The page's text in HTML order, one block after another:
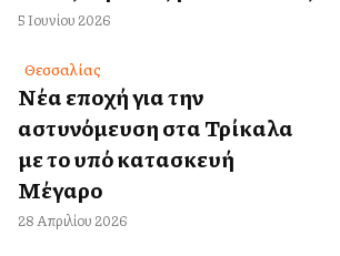
5 Ιουνίου 2026
Θεσσαλίας
Νέα εποχή για την
αστυνόμευση στα Τρίκαλα
με το υπό κατασκευή
Μέγαρο
28 Απριλίου 2026